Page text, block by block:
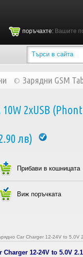
поръчахте: Вашите
Зарядни GSM
2xUSB
лв)
Car Charger 12-24V to 5.0V
Charger 12-24V to 5.0V